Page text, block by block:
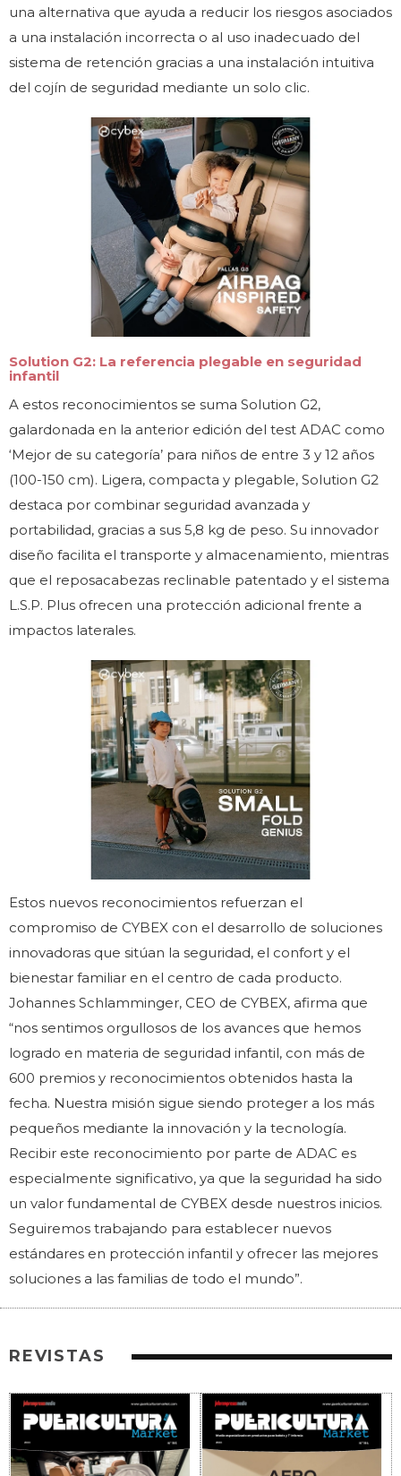
una alternativa que ayuda a reducir los riesgos asociados
a una instalación incorrecta o al uso inadecuado del
sistema de retención gracias a una instalación intuitiva
del cojín de seguridad mediante un solo clic.
Solution G2: La referencia plegable en seguridad
infantil
A estos reconocimientos se suma Solution G2,
galardonada en la anterior edición del test ADAC como
‘Mejor de su categoría’ para niños de entre 3 y 12 años
(100-150 cm). Ligera, compacta y plegable, Solution G2
destaca por combinar seguridad avanzada y
portabilidad, gracias a sus 5,8 kg de peso. Su innovador
diseño facilita el transporte y almacenamiento, mientras
que el reposacabezas reclinable patentado y el sistema
L.S.P. Plus ofrecen una protección adicional frente a
impactos laterales.
Estos nuevos reconocimientos refuerzan el
compromiso de CYBEX con el desarrollo de soluciones
innovadoras que sitúan la seguridad, el confort y el
bienestar familiar en el centro de cada producto.
Johannes Schlamminger, CEO de CYBEX, afirma que
“nos sentimos orgullosos de los avances que hemos
logrado en materia de seguridad infantil, con más de
600 premios y reconocimientos obtenidos hasta la
fecha. Nuestra misión sigue siendo proteger a los más
pequeños mediante la innovación y la tecnología.
Recibir este reconocimiento por parte de ADAC es
especialmente significativo, ya que la seguridad ha sido
un valor fundamental de CYBEX desde nuestros inicios.
Seguiremos trabajando para establecer nuevos
estándares en protección infantil y ofrecer las mejores
soluciones a las familias de todo el mundo”.
REVISTAS